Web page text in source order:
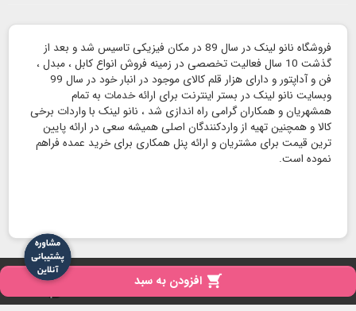
 افزودن به سبد
فروشگاه نانو لینک در سال 89 در مکان فیزیکی تاسیس شد و بعد از
گذشت 10 سال فعالیت تخصصی در زمینه فروش انواع کابل ، مبدل ،
فن و آداپتور و دارای هزار قلم کالای موجود در انبار خود در سال 99
وبسایت نانو لینک در بستر اینترنت برای ارائه خدمات به تمام
همشهریان و همکاران گرامی راه اندازی شد ، نانو لینک با واردات برخی
کالا و همچنین تهیه از واردکنندگان اصلی همیشه سعی در ارائه پایین
ترین قیمت برای مشتریان و ارائه پنل همکاری برای خرید عمده فراهم
نموده است.
تمامی حقوق برای نانو لینک محفوظ است - 1404